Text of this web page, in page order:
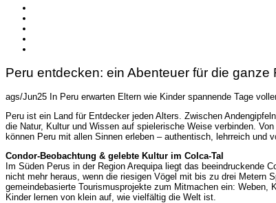
Peru entdecken: ein Abenteuer für die ganze
ags/Jun25 In Peru erwarten Eltern wie Kinder spannende Tage
Peru ist ein Land für Entdecker jeden Alters. Zwischen
die Natur, Kultur und Wissen auf spielerische Weise verbinden.
können Peru mit allen Sinnen erleben – authentisch, lehrreich und
Condor-Beobachtung & gelebte Kultur im Colca-Tal
Im Süden Perus in der Region Arequipa liegt das beeindruckende
nicht mehr heraus, wenn die riesigen Vögel mit bis zu drei Metern
gemeindebasierte Tourismusprojekte zum Mitmachen ein:
Kinder lernen von klein auf, wie vielfältig die Welt ist.